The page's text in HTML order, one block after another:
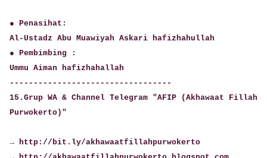
● Penasihat:
Al-Ustadz Abu Muawiyah Askari hafizhahullah
● Pembimbing :
Ummu Aiman hafizhahallah
----------------------------------
15.Grup WA & Channel Telegram "AFIP (Akhawaat Fillah
Purwokerto)"
→ http://bit.ly/akhawaatfillahpurwokerto